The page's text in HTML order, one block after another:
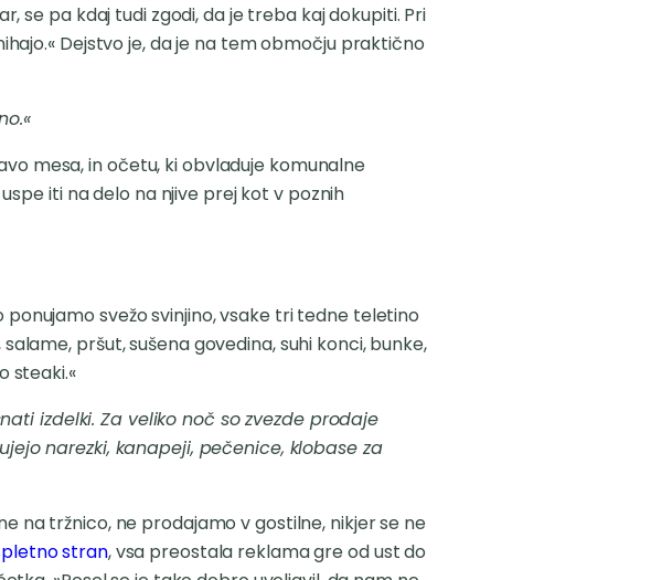
se pa kdaj tudi zgodi, da je treba kaj dokupiti. Pri
Dejstvo je, da je na tem območju praktično
mesa, in očetu, ki obvladuje komunalne
iti na delo na njive prej kot v poznih
svežo svinjino, vsake tri tedne teletino
pršut, sušena govedina, suhi konci, bunke,
steaki.«
izdelki. Za veliko noč so zvezde prodaje
narezki, kanapeji, pečenice, klobase za
na tržnico, ne prodajamo v gostilne, nikjer se ne
stran, vsa preostala reklama gre od ust do